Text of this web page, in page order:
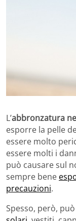
L’abbronzatura
esporre la pelle
essere molto
essere molti i
può causare sul
sempre bene
precauzioni.
Spesso, però,